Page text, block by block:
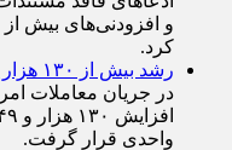
و افزودنی‌های بیش
کرد.
رشد بیش از ۱۳۰ هزار واحدی شاخص کل بورس
واحدی قرار گرفت.